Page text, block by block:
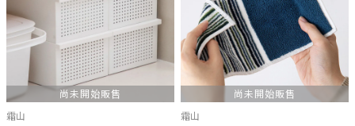
尚未開始販售
霜山
尚未開始販售
霜山